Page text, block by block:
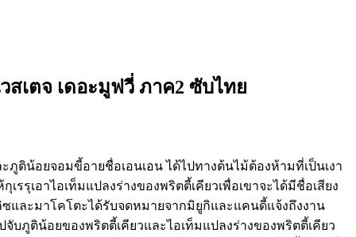
สเตจ เดอะมูฟวี่ ภาค2 ซับไทย
ภูติน้อยจอมขี้อายชื่อเอนเอน ได้ไปทางต้นไม้ต้องห้ามที่เป็นเงา
รุเอาไอเท็มแปลงร่างของพริตตี้เคียวเพื่อเขาจะได้มีชื่อเสียง
ละมาโคโตะได้รับจดหมายจากมิยูกิและแคนดี้แจ้งถึงงาน
บภูติน้อยของพริตตี้เคียวและไอเท็มแปลงร่างของพริตตี้เคียว